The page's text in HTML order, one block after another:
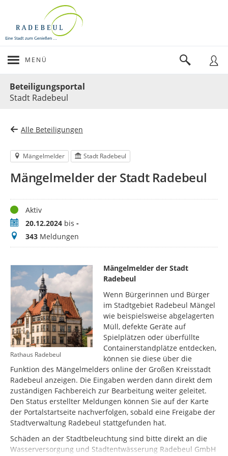
MENÜ
Beteiligungsportal
Stadt Radebeul
Alle Beteiligungen
Mängelmelder Stadt Radebeul
Mängelmelder der Stadt Radebeul
StatusAktiv
Zeitraum20.12.2024 bis -
Meldungen
343 Meldungen
Rathaus Radebeul
Mängelmelder der Stadt
Radebeul
Wenn Bürgerinnen und Bürger
im Stadtgebiet Radebeul Mängel
wie beispielsweise abgelagerten
Müll, defekte Geräte auf
Spielplätzen oder überfüllte
Containerstandplätze entdecken,
können sie diese über die
Funktion des Mängelmelders online der Großen Kreisstadt
Radebeul anzeigen. Die Eingaben werden dann direkt dem
zuständigen Fachbereich zur Bearbeitung weiter geleitet.
Den Status erstellter Meldungen können Sie auf der Karte
der Portalstartseite nachverfolgen, sobald eine Freigabe der
Stadtverwaltung Radebeul stattgefunden hat.
Schäden an der Stadtbeleuchtung sind bitte direkt an die
Wasserversorgung und Stadtentwässerung Radebeul GmbH